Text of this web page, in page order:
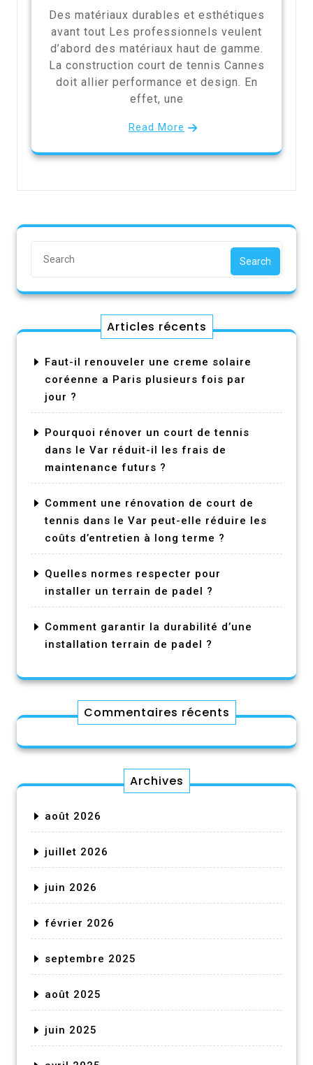
Des matériaux durables et esthétiques
avant tout Les professionnels veulent
d’abord des matériaux haut de gamme.
La construction court de tennis Cannes
doit allier performance et design. En
effet, une
Read More
Search
Articles récents
Faut-il renouveler une creme solaire
coréenne a Paris plusieurs fois par
jour ?
Pourquoi rénover un court de tennis
dans le Var réduit-il les frais de
maintenance futurs ?
Comment une rénovation de court de
tennis dans le Var peut-elle réduire les
coûts d’entretien à long terme ?
Quelles normes respecter pour
installer un terrain de padel ?
Comment garantir la durabilité d’une
installation terrain de padel ?
Commentaires récents
Archives
août 2026
juillet 2026
juin 2026
février 2026
septembre 2025
août 2025
juin 2025